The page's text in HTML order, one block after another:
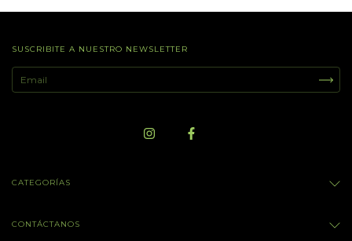
SUSCRIBITE A NUESTRO NEWSLETTER
CATEGORÍAS
CONTÁCTANOS